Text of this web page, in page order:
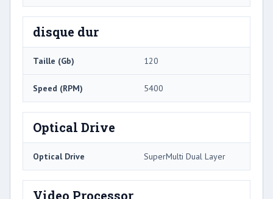
disque dur
Taille (Gb) 120
Speed ​​(RPM) 5400
Optical Drive
Optical Drive SuperMulti Dual Layer
Video Processor